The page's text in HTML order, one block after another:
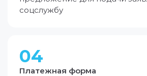
соцслужбу
04
Платежная форма